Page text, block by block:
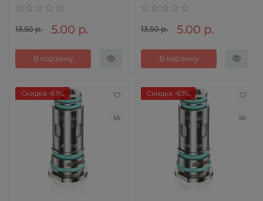
13.50 р. 5.00 р.
В корзину
13.50 р. 5.00 р.
В корзину
Скидка -63% Скидка -63%